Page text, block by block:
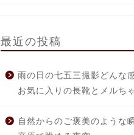
最近の投稿
雨の日の七五三撮影どんな
お気に入りの長靴とメルち
自然からのご褒美のような